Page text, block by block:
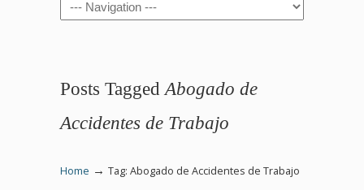
Posts Tagged Abogado de
Accidentes de Trabajo
Home → Tag: Abogado de Accidentes de Trabajo